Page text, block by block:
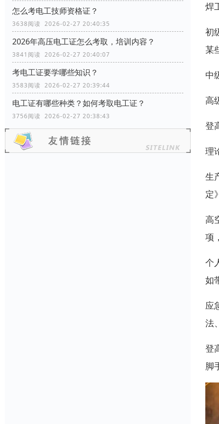
怎么考电工技师资格证？
3638阅读 2026-02-27 20:40:35
2026年高压电工证怎么考取，培训内容？
3841阅读 2026-02-27 20:40:07
考电工证要学哪些知识？
3583阅读 2026-02-27 20:39:44
电工证有哪些种类？如何考取电工证？
3756阅读 2026-02-27 20:38:43
焊
初
某
中
高
登
理
生
定
高
项
个
如
应
法
登
脚